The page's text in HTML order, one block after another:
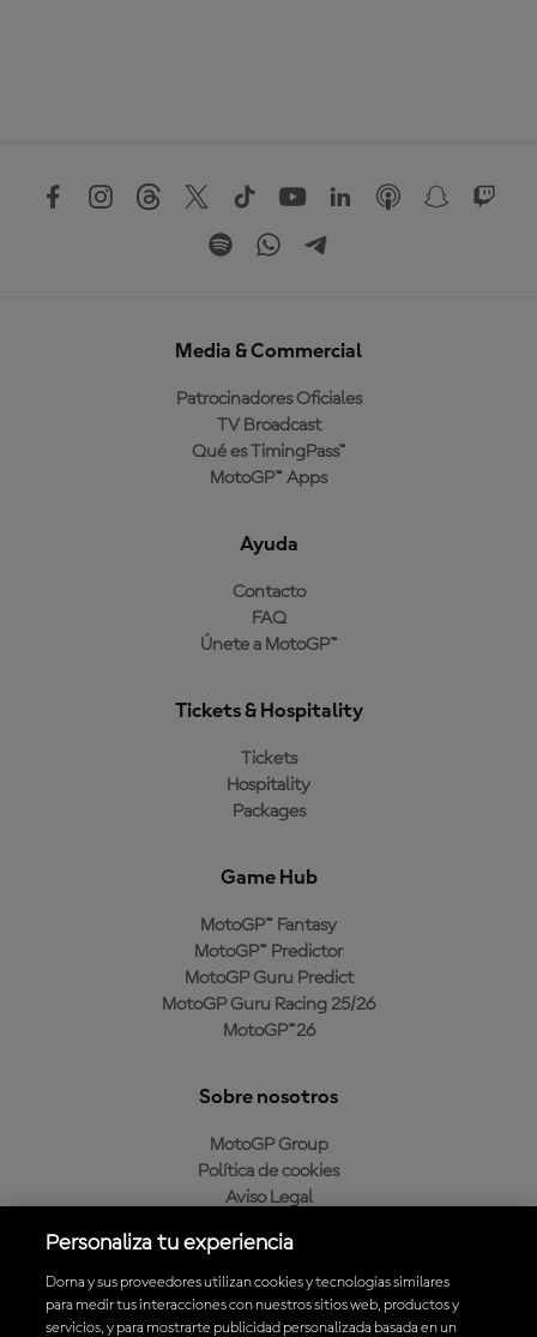
Media & Commercial
Patrocinadores Oficiales
TV Broadcast
Qué es TimingPass™
MotoGP™ Apps
Ayuda
Contacto
FAQ
Únete a MotoGP™
Tickets & Hospitality
Tickets
Hospitality
Packages
Game Hub
MotoGP™ Fantasy
MotoGP™ Predictor
MotoGP Guru Predict
MotoGP Guru Racing 25/26
MotoGP™26
Sobre nosotros
MotoGP Group
Política de cookies
Aviso Legal
Política de compra
Personaliza tu experiencia
Dorna y sus proveedores utilizan cookies y tecnologías similares
para medir tus interacciones con nuestros sitios web, productos y
servicios, y para mostrarte publicidad personalizada basada en un